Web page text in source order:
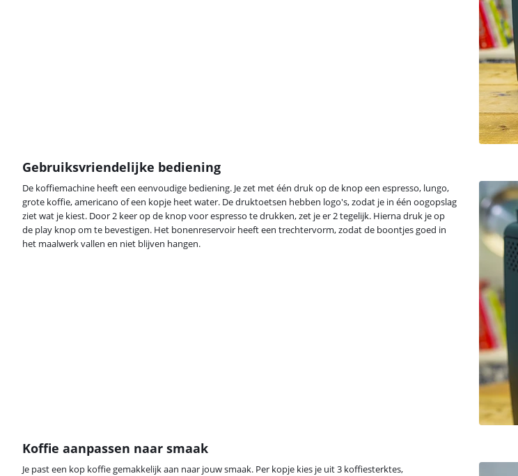
Gebruiksvriendelijke bediening
De koffiemachine heeft een eenvoudige bediening. Je zet met één druk op de knop een espresso, lungo,
grote koffie, americano of een kopje heet water. De druktoetsen hebben logo's, zodat je in één oogopslag
ziet wat je kiest. Door 2 keer op de knop voor espresso te drukken, zet je er 2 tegelijk. Hierna druk je op
de play knop om te bevestigen. Het bonenreservoir heeft een trechtervorm, zodat de boontjes goed in
het maalwerk vallen en niet blijven hangen.
Koffie aanpassen naar smaak
Je past een kop koffie gemakkelijk aan naar jouw smaak. Per kopje kies je uit 3 koffiesterktes,